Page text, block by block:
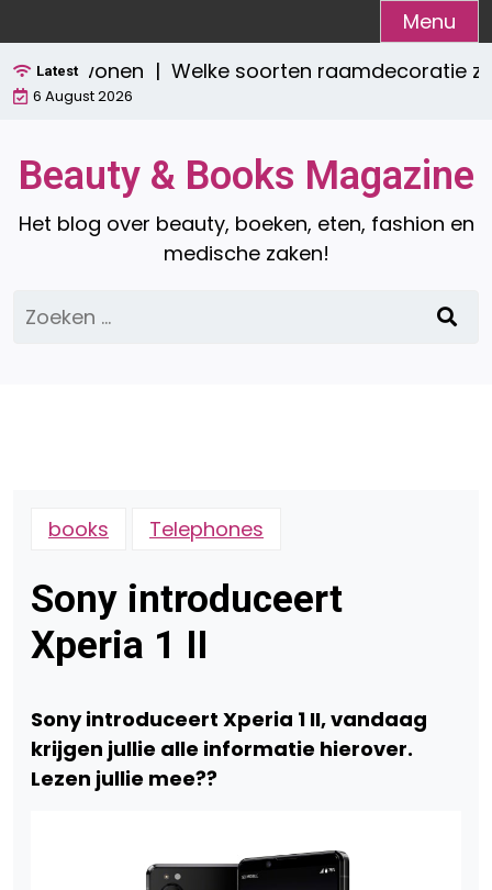
naar
de
inhoud
Menu
Latest
wonen |Welke soorten raamdecoratie zijn
6 August 2026
Beauty & Books Magazine
Het blog over beauty, boeken, eten, fashion en
medische zaken!
Zoeken
naar:
books Telephones
Sony introduceert
Xperia 1 II
Sony introduceert Xperia 1 II, vandaag
krijgen jullie alle informatie hierover.
Lezen jullie mee??